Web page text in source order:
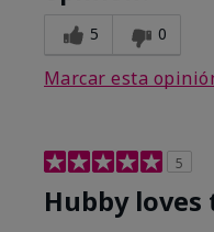
5 0
Marcar esta
5
Hubby loves